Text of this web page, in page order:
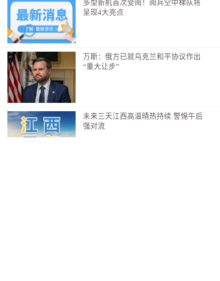
古扑的石拱桥，静卧在溪流之上。溪流潺潺，水清澈而
浅，溪两边有许多的古树，有的树龄在三百年以上，高
概三十米左右；桥也不宽，不足三米。桥墩两边是大青
石堆砌，中间为圆拱。桥的扶拦原先是石柱，因年久损
多型新机首次受阅！阅兵空中梯队将
呈现4大亮点
万斯：俄方已就乌克兰和平协议作出
“重大让步”
未来三天江西高温晴热持续 警惕午后
强对流